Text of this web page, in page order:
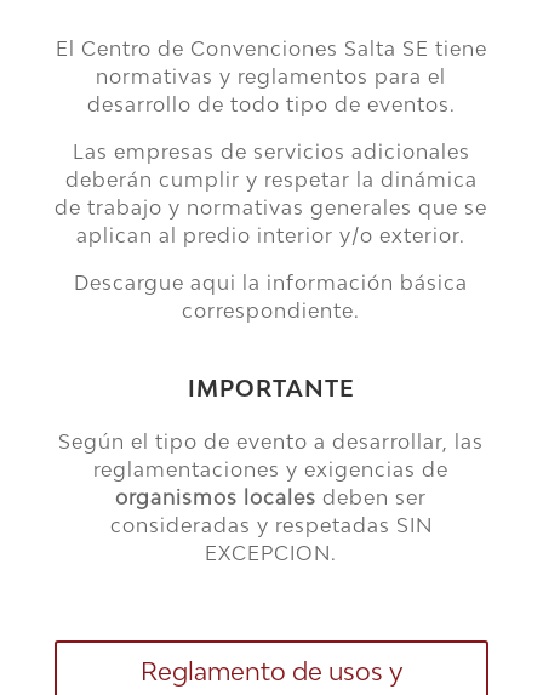
El Centro de Convenciones Salta SE tiene
normativas y reglamentos para el
desarrollo de todo tipo de eventos.
Las empresas de servicios adicionales
deberán cumplir y respetar la dinámica
de trabajo y normativas generales que se
aplican al predio interior y/o exterior.
Descargue aqui la información básica
correspondiente.
IMPORTANTE
Según el tipo de evento a desarrollar, las
reglamentaciones y exigencias de
organismos locales deben ser
consideradas y respetadas SIN
EXCEPCION.
Reglamento de usos y